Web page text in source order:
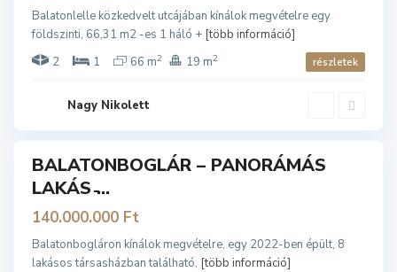
Balatonlelle közkedvelt utcájában kínálok megvételre egy
földszinti, 66,31 m2 -es 1 háló + [több információ]
2
1 66 m2 19 m2 részletek
Nagy Nikolett
l
a
t
n
b
r
BALATONBOGLÁR – PANORÁMÁS
LAKÁS ̵...
140.000.000 Ft
Balatonbogláron kínálok megvételre, egy 2022-ben épült, 8
lakásos társasházban található, [több információ]